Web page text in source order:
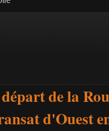
de la
d'Ouest